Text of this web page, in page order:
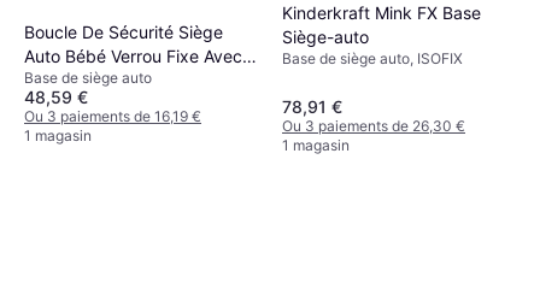
Boucle De Sécurité Siège
Auto Bébé Verrou Fixe Avec
Clip De Ceinture
Base de siège auto
48,59 €
Ou 3 paiements de 16,19 €
1 magasin
Kinderkraft Mink FX Base
Siège-auto
Base de siège auto, ISOFIX
78,91 €
Ou 3 paiements de 26,30 €
1 magasin